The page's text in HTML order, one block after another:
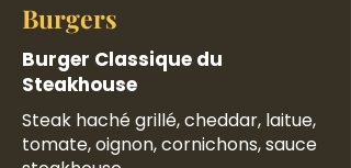
Burgers
Burger Classique du
Steakhouse
Steak haché grillé, cheddar, laitue,
tomate, oignon, cornichons, sauce